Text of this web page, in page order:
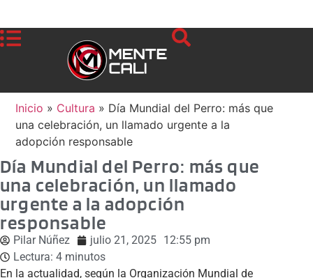
Inicio » Cultura » Día Mundial del Perro: más que
una celebración, un llamado urgente a la
adopción responsable
Día Mundial del Perro: más que
una celebración, un llamado
urgente a la adopción
responsable
Pilar Núñez julio 21, 2025 12:55 pm
Lectura: 4 minutos
En la actualidad, según la Organización Mundial de